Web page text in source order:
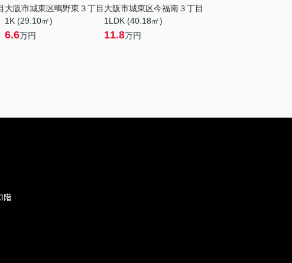
大阪市城東区鴫野東３丁目
1K (29.10㎡)
6.6万円
大阪市城東区今福南３丁目
1LDK (40.18㎡)
11.8万円
階